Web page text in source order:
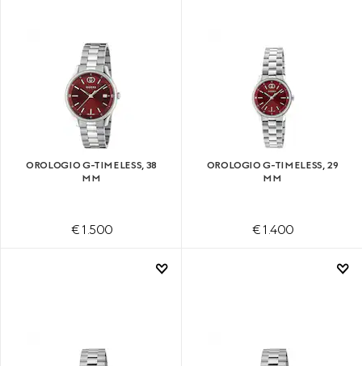
OROLOGIO G-TIMELESS, 38
MM
€ 1.500
OROLOGIO G-TIMELESS, 29
MM
€ 1.400